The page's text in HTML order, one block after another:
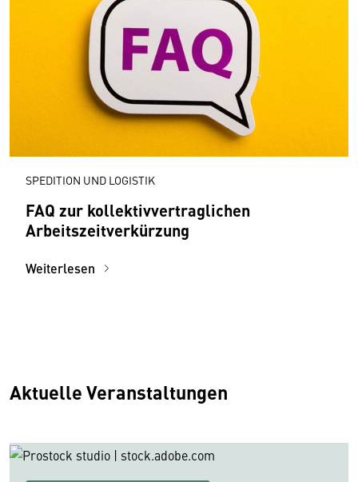
SPEDITION UND LOGISTIK
FAQ zur kollektivvertraglichen
Arbeitszeitverkürzung
Weiterlesen
Aktuelle Veranstaltungen